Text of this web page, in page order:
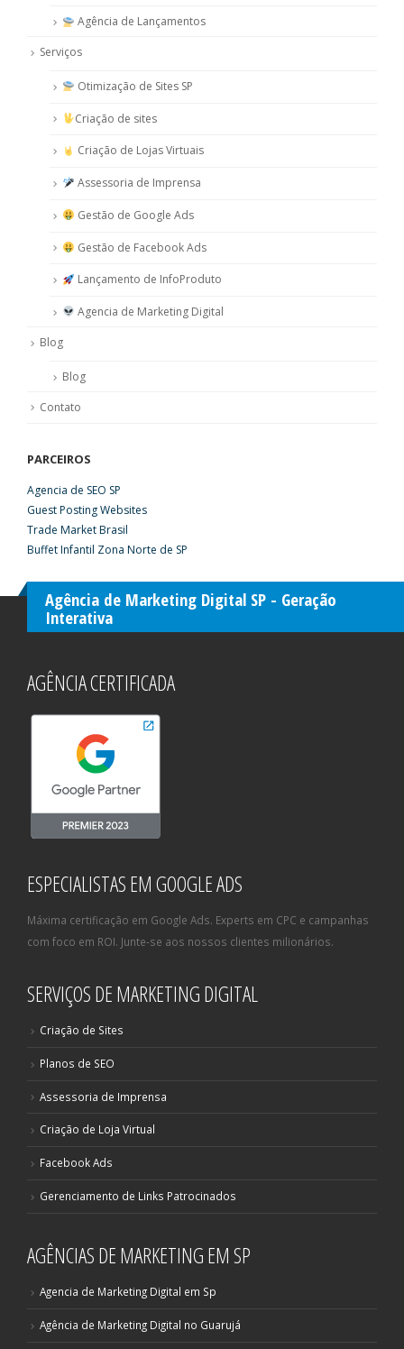
Agência de Lançamentos
Serviços
Otimização de Sites SP
Criação de sites
Criação de Lojas Virtuais
Assessoria de Imprensa
Gestão de Google Ads
Gestão de Facebook Ads
Lançamento de InfoProduto
Agencia de Marketing Digital
Blog
Blog
Contato
PARCEIROS
Agencia de SEO SP
Guest Posting Websites
Trade Market Brasil
Buffet Infantil Zona Norte de SP
Agência de Marketing Digital SP - Geração
Interativa
AGÊNCIA CERTIFICADA
ESPECIALISTAS EM GOOGLE ADS
Máxima certificação em Google Ads. Experts em CPC e campanhas
com foco em ROI. Junte-se aos nossos clientes milionários.
SERVIÇOS DE MARKETING DIGITAL
Criação de Sites
Planos de SEO
Assessoria de Imprensa
Criação de Loja Virtual
Facebook Ads
Gerenciamento de Links Patrocinados
AGÊNCIAS DE MARKETING EM SP
Agencia de Marketing Digital em Sp
Agência de Marketing Digital no Guarujá